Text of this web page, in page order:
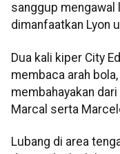
sanggup mengawal
dimanfaatkan Lyon
Dua kali kiper City
membaca arah
membahayakan
Marcal serta
Lubang di area